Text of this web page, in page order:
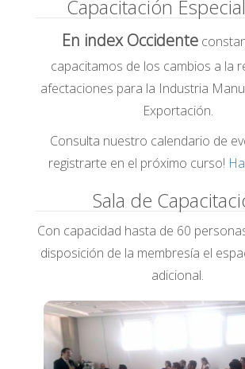
Capacitación
En index Occidente
capacitamos de los cambios a la
afectaciones para la Industria
Exportación.
Consulta nuestro calendario de
registrarte en el próximo curso!
Sala de
Con capacidad hasta de 60
disposición de la membresía el
adicional.